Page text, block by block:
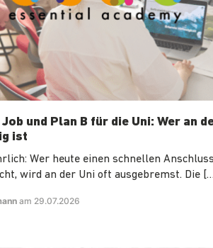
und Plan B für die Uni: Wer an
ist
Wer heute einen schnellen
wird an der Uni oft ausgebremst. Die
am 29.07.2026